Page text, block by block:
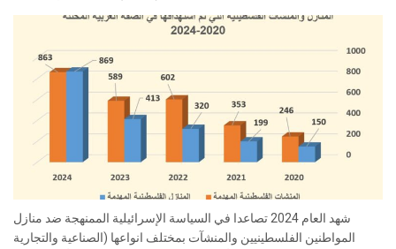
شهد العام 2024 تصاعدا في السياسة الإسرائيلية الممنهجة ضد منازل
المواطنين الفلسطينيين والمنشآت بمختلف انواعها (الصناعية والتجارية